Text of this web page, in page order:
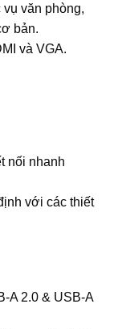
văn phòng,
bản.
và VGA.
nối nhanh
với các thiết
A 2.0 & USB-A